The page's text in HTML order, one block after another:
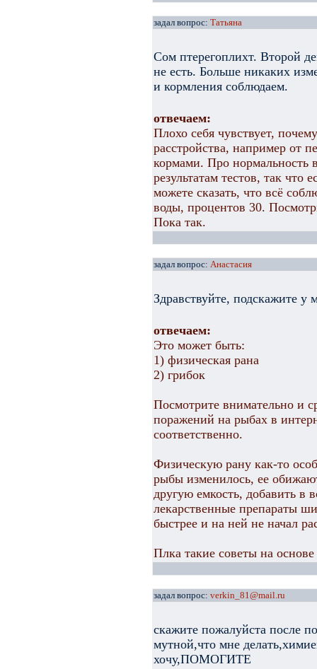
задал вопрос: Татьяна
Сом птерегоплихт. Второй
не есть. Больше никаких
и кормления соблюдаем.
отвечаем:
Плохо себя чувствует,
расстройства, например от
кормами. Про нормальность
результатам тестов, так что
можете сказать, что всё
воды, процентов 30.
Пока так.
задал вопрос: Анастасия
Здравствуйте, подскажите у
отвечаем:
Это может быть:
1) физическая рана
2) грибок
Посмотрите внимательно и
поражений на рыбах в
соответственно.
Физическую рану как-то
рыбы изменилось, ее
другую емкость, добавить
лекарственные препараты
быстрее и на ней не начал
Плка такие советы на
задал вопрос: verkin_81@mail.ru
скажите пожалуйста после
мутной,что мне
хочу,ПОМОГИТЕ